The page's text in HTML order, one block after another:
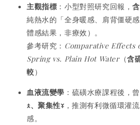
主觀指標 ：小型對照研究回報，
純熱水的「全身暖感、肩背僵硬
體感結果，非療效）。
參考研究： Comparative
Spring vs. Plain Hot Water（含
較）
血液流變學 ：硫磺水療課程後，
↑、聚集性↓，推測有利微循環灌
感。